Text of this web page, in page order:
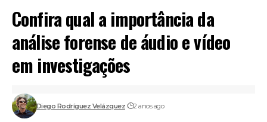
Confira qual a importância da
análise forense de áudio e vídeo
em investigações
Diego Rodríguez Velázquez 2 anos ago